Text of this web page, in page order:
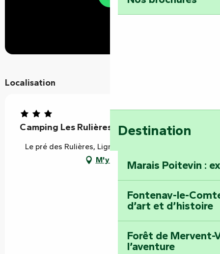
Destination
Marais Poitevin :
Fontenay-le-
d’art et d’histoire
Forêt de Mervent-
l’aventure
Localisation
Camping Les Rulières
Le pré des Rulières, Ligné, 85570 Saint-Valérien
M'y rendre